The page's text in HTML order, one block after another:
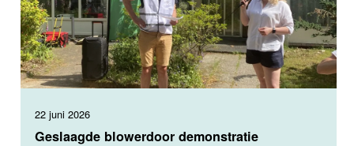
Geslaagde blowerdoor demonstratie
22 juni 2026